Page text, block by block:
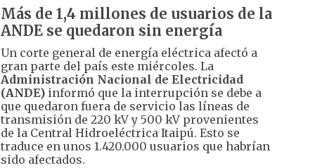
Más de 1,4 millones de usuarios de la
ANDE se quedaron sin energía
Un corte general de energía eléctrica afectó a
gran parte del país este miércoles. La
Administración Nacional de Electricidad
(ANDE)informó que la interrupción se debe a
que quedaron fuera de servicio las líneas de
transmisión de 220 kV y 500 kV provenientes
de la Central Hidroeléctrica Itaipú. Esto se
traduce en unos 1.420.000 usuarios que habrían
sido afectados.